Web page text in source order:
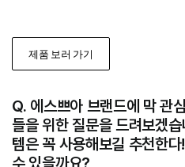
제품 보러 가기
Q. 에스쁘아 브랜드에 막 관
들을 위한 질문을 드려보겠
템은 꼭 사용해보길 추천한
수 있을까요?